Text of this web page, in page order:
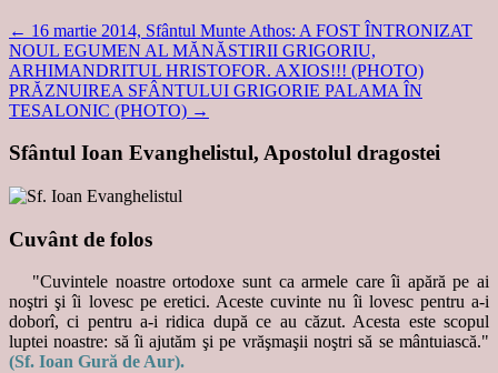
← 16 martie 2014, Sfântul Munte Athos: A FOST ÎNTRONIZAT
NOUL EGUMEN AL MĂNĂSTIRII GRIGORIU,
ARHIMANDRITUL HRISTOFOR. AXIOS!!! (PHOTO)
PRĂZNUIREA SFÂNTULUI GRIGORIE PALAMA ÎN
TESALONIC (PHOTO) →
Sfântul Ioan Evanghelistul, Apostolul dragostei
Cuvânt de folos
"Cuvintele noastre ortodoxe sunt ca armele care îi apără pe ai
noştri şi îi lovesc pe eretici. Aceste cuvinte nu îi lovesc pentru a-i
doborî, ci pentru a-i ridica după ce au căzut. Acesta este scopul
luptei noastre: să îi ajutăm şi pe vrăşmaşii noştri să se mântuiască."
(Sf. Ioan Gură de Aur).